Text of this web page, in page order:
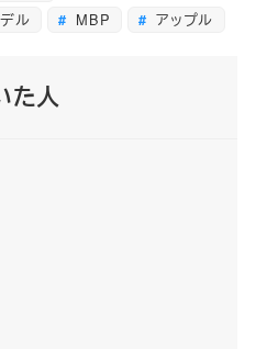
ル
MBP アップル
た人